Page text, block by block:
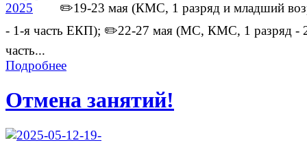
✏️19-23 мая (КМС, 1 разряд и младший
- 1-я часть ЕКП); ✏️22-27 мая (МС, КМС, 1 разряд -
часть...
Подробнее
Отмена занятий!